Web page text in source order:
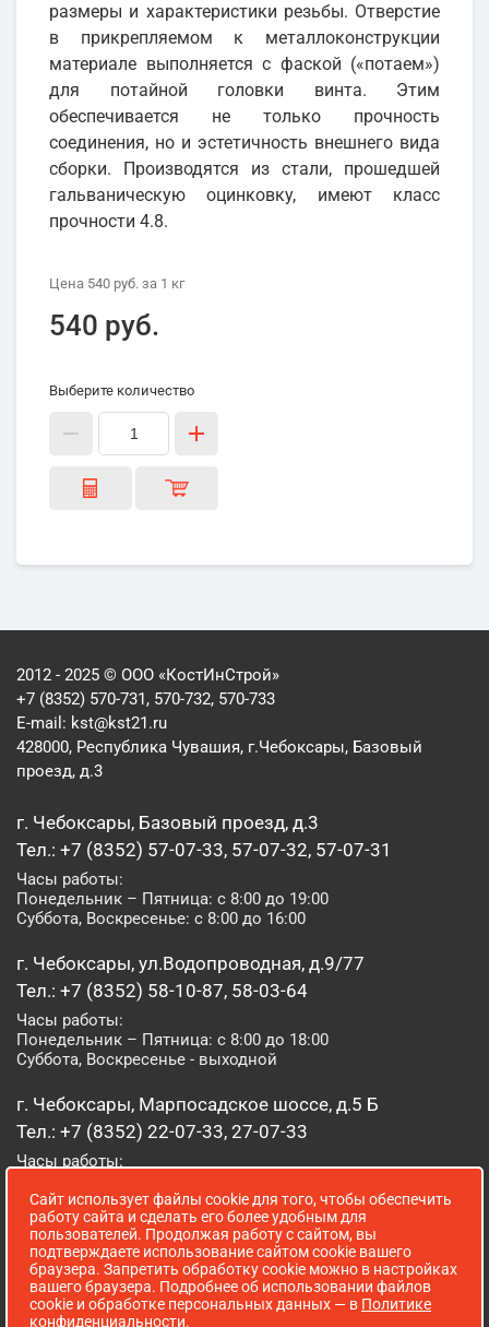
размеры и характеристики резьбы. Отверстие
в прикрепляемом к металлоконструкции
материале выполняется с фаской («потаем»)
для потайной головки винта. Этим
обеспечивается не только прочность
соединения, но и эстетичность внешнего вида
сборки. Производятся из стали, прошедшей
гальваническую оцинковку, имеют класс
прочности 4.8.
Цена 540 руб. за 1 кг
540 руб.
Выберите количество
2012 - 2025 © ООО «КостИнСтрой»
+7 (8352) 570-731, 570-732, 570-733
E-mail: kst@kst21.ru
428000, Республика Чувашия, г.Чебоксары, Базовый
проезд, д.3
г. Чебоксары, Базовый проезд, д.3
Тел.: +7 (8352) 57-07-33, 57-07-32, 57-07-31
Часы работы:
Понедельник – Пятница: с 8:00 до 19:00
Суббота, Воскресенье: с 8:00 до 16:00
г. Чебоксары, ул.Водопроводная, д.9/77
Тел.: +7 (8352) 58-10-87, 58-03-64
Часы работы:
Понедельник – Пятница: с 8:00 до 18:00
Суббота, Воскресенье - выходной
г. Чебоксары, Марпосадское шоссе, д.5 Б
Тел.: +7 (8352) 22-07-33, 27-07-33
Часы работы:
Суббота, Воскресенье: с 8:00 до 16:00
г. Йошкар-Ола, ул. Луначарского, д. 52 А
Тел.: (8362) 41-07-31
Часы работы:
Понедельник – Пятница: с 8:00 до 18:00
Сайт использует файлы cookie для того, чтобы обеспечить
работу сайта и сделать его более удобным для
пользователей. Продолжая работу с сайтом, вы
подтверждаете использование сайтом cookie вашего
браузера. Запретить обработку cookie можно в настройках
вашего браузера. Подробнее об использовании файлов
cookie и обработке персональных данных — в Политике
конфиденциальности.